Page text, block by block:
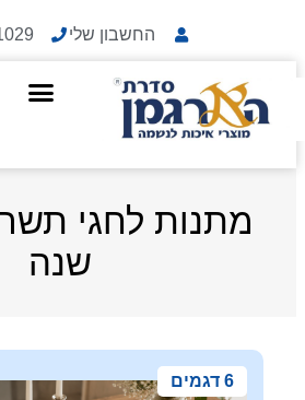
החשבון שלי
מתנות לחגי
שנה
6 דגמים